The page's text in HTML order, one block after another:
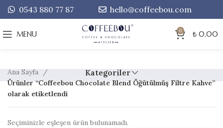
0543 880 77 87 hello@coffeebou.com
MENU 0 ₺ 0,00
Kategoriler
Ana Sayfa
Ürünler “Coffeebou Chocolate Blend Öğütülmüş Filtre Kahve”
olarak etiketlendi
Seçiminizle eşleşen ürün bulunamadı.